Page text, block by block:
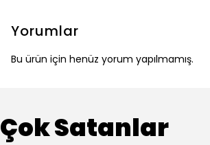
Yorumlar
Bu ürün için henüz yorum yapılmamış.
Çok Satanlar